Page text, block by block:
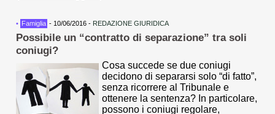
• Famiglia - 10/06/2016 - REDAZIONE GIURIDICA
Possibile un “contratto di separazione” tra soli
coniugi?
Cosa succede se due coniugi
decidono di separarsi solo “di fatto”,
senza ricorrere al Tribunale e
ottenere la sentenza? In particolare,
possono i coniugi regolare,